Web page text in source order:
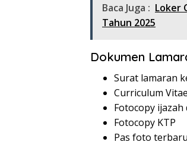
Baca Juga : Loker
Tahun 2025
Dokumen
Surat lamaran
Curriculum
Fotocopy
Fotocopy KTP
Pas foto terbaru